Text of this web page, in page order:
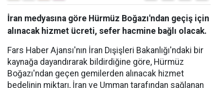
İran medyasına göre Hürmüz Boğazı'ndan geçiş için
alınacak hizmet ücreti, sefer hacmine bağlı olacak.
Fars Haber Ajansı'nın İran Dışişleri Bakanlığı'ndaki bir
kaynağa dayandırarak bildirdiğine göre, Hürmüz
Boğazı'ndan geçen gemilerden alınacak hizmet
bedelinin miktarı, İran ve Umman tarafından sağlanan